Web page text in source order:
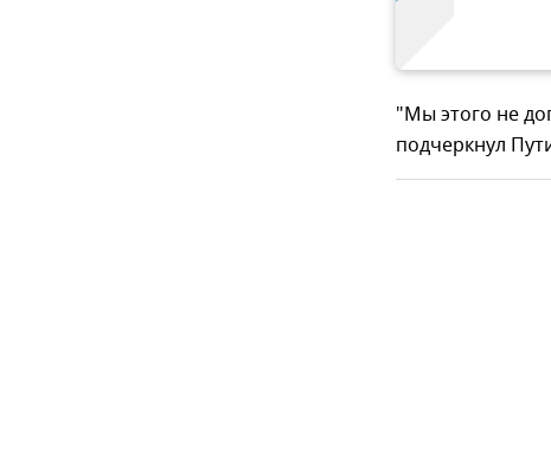
"Мы этого не
подчеркнул